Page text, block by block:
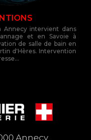
Annecy intervient dans
et en Savoie à
de salle de bain en
d'Hères. Intervention
Annecy